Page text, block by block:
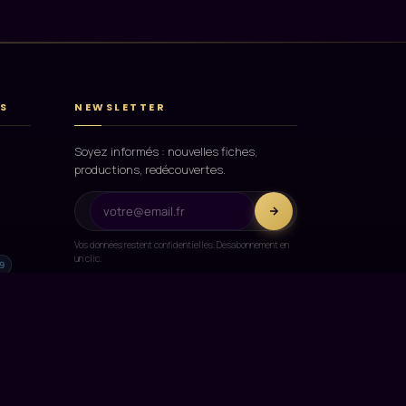
NEWSLETTER
Soyez informés : nouvelles fiches,
productions, redécouvertes.
Vos données restent confidentielles. Désabonnement en
un clic.